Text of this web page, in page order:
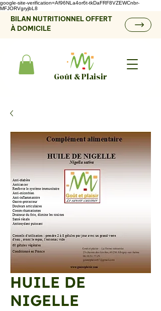
google-site-verification=Af96NLa4or6t-tkDaFRF8VZEWCnbr-
MFJORVgryjbL8
BILAN NUTRITIONNEL OFFERT
À DOMICILE
Goût & Plaisir
HUILE DE
NIGELLE